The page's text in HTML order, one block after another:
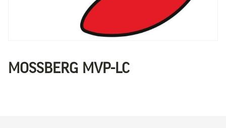
MOSSBERG MVP-LC